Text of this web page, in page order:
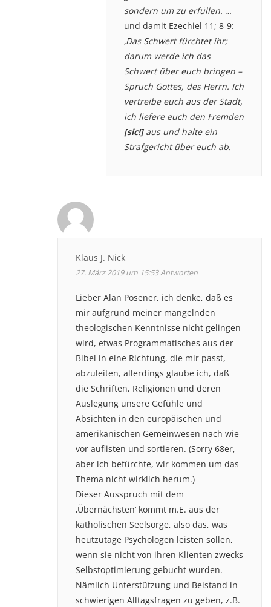
sondern um zu erfüllen. …
und damit Ezechiel 11; 8-9:
‚Das Schwert fürchtet ihr;
darum werde ich das
Schwert über euch bringen –
Spruch Gottes, des Herrn. Ich
vertreibe euch aus der Stadt,
ich liefere euch den Fremden
[sic!]aus und halte ein
Strafgericht über euch ab.
Klaus J. Nick
27. März 2019 um 15:53Antworten
Lieber Alan Posener, ich denke, daß es
mir aufgrund meiner mangelnden
theologischen Kenntnisse nicht gelingen
wird, etwas Programmatisches aus der
Bibel in eine Richtung, die mir passt,
abzuleiten, allerdings glaube ich, daß
die Schriften, Religionen und deren
Auslegung unsere Gefühle und
Absichten in den europäischen und
amerikanischen Gemeinwesen nach wie
vor auflisten und sortieren. (Sorry 68er,
aber ich befürchte, wir kommen um das
Thema nicht wirklich herum.)
Dieser Ausspruch mit dem
‚Übernächsten‘ kommt m.E. aus der
katholischen Seelsorge, also das, was
heutzutage Psychologen leisten sollen,
wenn sie nicht von ihren Klienten zwecks
Selbstoptimierung gebucht wurden.
Nämlich Unterstützung und Beistand in
schwierigen Alltagsfragen zu geben, z.B.